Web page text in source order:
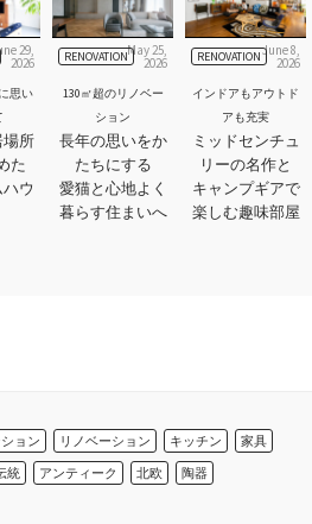
29,
2026
思い
所
た
ウ
RENOVATIONMay 25,
2026
130㎡超のリノベー
ション
長年の思いをか
たちにする
愛猫と心地よく
暮らす住まいへ
RENOVATIONJune 8,
2026
インドアもアウトド
アも充実
ミッドセンチュ
リーの名作と
キャンプギアで
楽しむ趣味部屋
ョン リノベーション キッチン
家具
統 アンティーク 北欧 陶器